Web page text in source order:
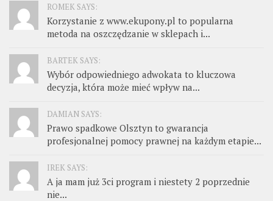
ROMEK SAYS:
Korzystanie z www.ekupony.pl to popularna
metoda na oszczędzanie w sklepach i...
BARTEK SAYS:
Wybór odpowiedniego adwokata to kluczowa
decyzja, która może mieć wpływ na...
DAMIAN SAYS:
Prawo spadkowe Olsztyn to gwarancja
profesjonalnej pomocy prawnej na każdym etapie...
IREK SAYS:
A ja mam już 3ci program i niestety 2 poprzednie
nie...